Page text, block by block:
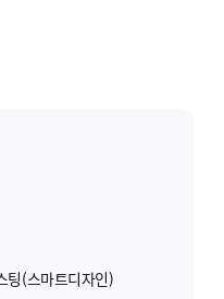
팅(스마트디자인)